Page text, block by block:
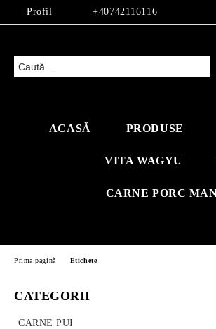
Profil +40742116116
ACASĂ PRODUSE
VITA WAGYU
CARNE PORC
CATEGORII
CARNE PUI
Prima pagină Etichete